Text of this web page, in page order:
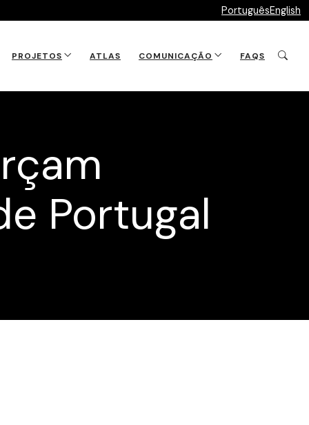
PortuguêsEnglish
PROJETOS ATLAS COMUNICAÇÃO FAQS
Portugal